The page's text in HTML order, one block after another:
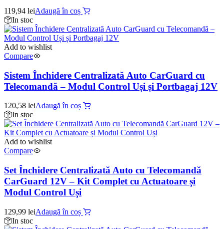
119,94 leiAdaugă în coș
In stoc
Add to wishlist
Compare
Sistem Închidere Centralizată Auto CarGuard cu
Telecomandă – Modul Control Uși și Portbagaj 12V
120,58 leiAdaugă în coș
In stoc
Add to wishlist
Compare
Set Închidere Centralizată Auto cu Telecomandă
CarGuard 12V – Kit Complet cu Actuatoare și
Modul Control Uși
129,99 leiAdaugă în coș
In stoc